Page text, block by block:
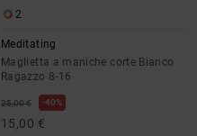
2
Meditating
Maglietta a maniche corte Bianco
Ragazzo 8-16
25,00 € 40%
15,00 €